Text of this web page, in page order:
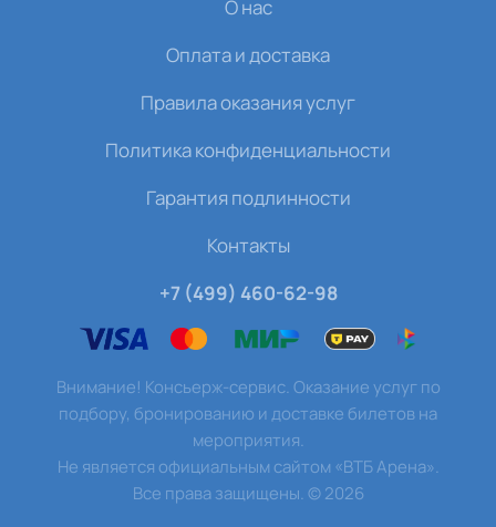
О нас
Оплата и доставка
Правила оказания услуг
Политика конфиденциальности
Гарантия подлинности
Контакты
+7 (499) 460-62-98
Внимание! Консьерж-сервис. Оказание услуг по
подбору, бронированию и доставке билетов на
мероприятия.
Не является официальным сайтом «ВТБ Арена».
Все права защищены.©2026